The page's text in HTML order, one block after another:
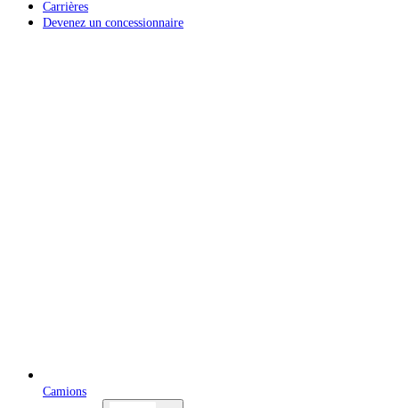
Carrières
Devenez un concessionnaire
Camions